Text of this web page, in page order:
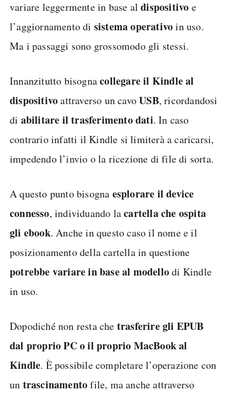
variare leggermente in base aldispositivo e
l’aggiornamento di sistema operativoin uso.
Ma i passaggi sono grossomodo gli stessi.
Innanzitutto bisognacollegare il Kindle al
dispositivoattraverso un cavoUSB, ricordandosi
di abilitare il trasferimento dati. In caso
contrario infatti il Kindle si limiterà a caricarsi,
impedendo l’invio o la ricezione di file di sorta.
A questo punto bisogna esplorare il device
connesso, individuando lacartella che ospita
gli ebook. Anche in questo caso il nome e il
posizionamento della cartella in questione
potrebbe variare in base al modellodi Kindle
in uso.
Dopodiché non resta che trasferire gli EPUB
dal proprio PC o il proprio MacBook al
Kindle. È possibile completare l’operazione con
un trascinamentofile, ma anche attraverso